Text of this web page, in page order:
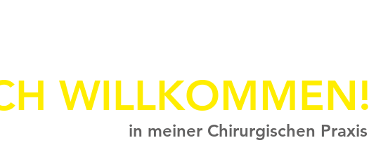
WILLKOMMEN!
in meiner Chirurgischen Praxis